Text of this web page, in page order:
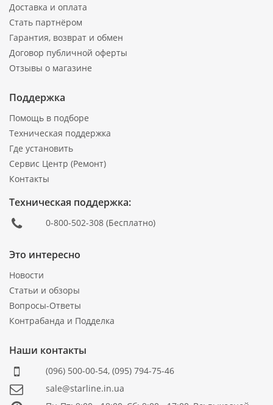
Доставка и оплата
Стать партнёром
Гарантия, возврат и обмен
Договор публичной оферты
Отзывы о магазине
Поддержка
Помощь в подборе
Техническая поддержка
Где установить
Сервис Центр (Ремонт)
Контакты
Техническая поддержка:
0-800-502-308(Бесплатно)
Это интересно
Новости
Статьи и обзоры
Вопросы-Ответы
Контрабанда и Подделка
Наши контакты
(096) 500-00-54, (095) 794-75-46
sale@starline.in.ua